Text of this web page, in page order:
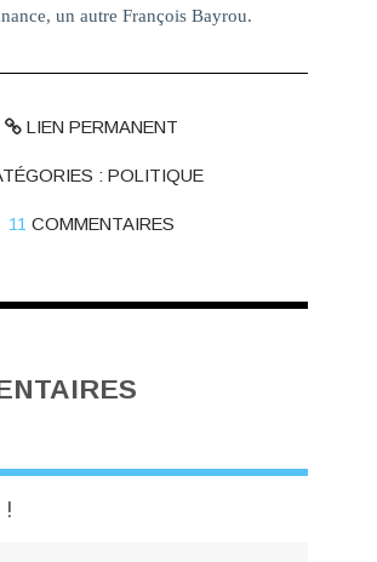
un autre François Bayrou.
LIEN PERMANENT
:POLITIQUE
11 COMMENTAIRES
!